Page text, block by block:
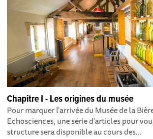
Chapitre I - Les origines du musée
Pour marquer l'arrivée du Musée de la
Echosciences, une série d'articles pour
structure sera disponible au cours des...